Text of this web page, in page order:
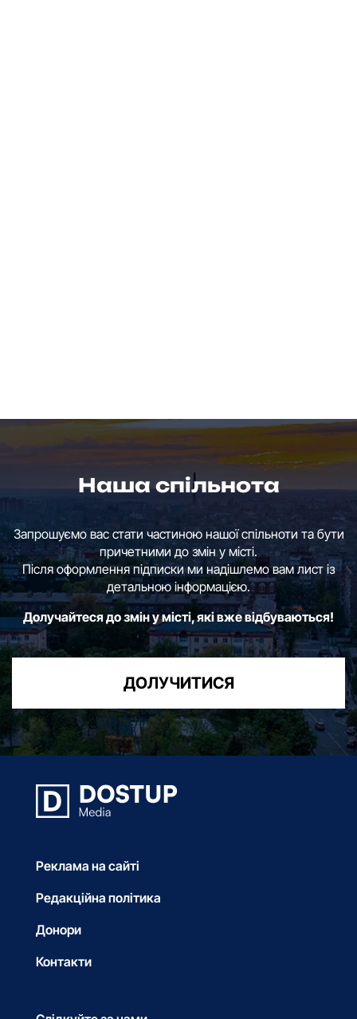
Наша спільнота
Запрошуємо вас стати частиною нашої спільноти та бути
причетними до змін у місті.
Після оформлення підписки ми надішлемо вам лист із
детальною інформацією.
Долучайтеся до змін у місті, які вже відбуваються!
ДОЛУЧИТИСЯ
Реклама на сайті
Редакційна політика
Донори
Контакти